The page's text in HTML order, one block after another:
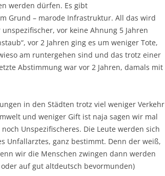
werden dürfen. Es gibt
Grund – marode Infrastruktur. All das wird
vor keine Ahnung 5 Jahren
vor 2 Jahren ging es um weniger Tote,
am runtergehen sind und das trotz einer
Abstimmung war vor 2 Jahren, damals mit
in den Städten trotz viel weniger Verkehr
und weniger Gift ist naja sagen wir mal
Unspezifischeres. Die Leute werden sich
Unfallarztes, ganz bestimmt. Denn der weiß,
wir die Menschen zwingen dann werden
auf gut altdeutsch bevormunden)